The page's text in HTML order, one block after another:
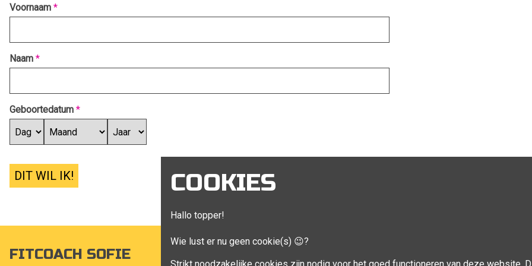
COOKIES
Hallo topper!
Wie lust er nu geen cookie(s) 😉?
Voornaam *
Naam *
Geboortedatum *
DIT WIL IK!
FITCOACH SOFIE